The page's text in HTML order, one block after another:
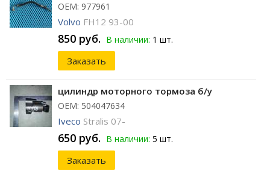
ОЕМ: 977961
Volvo FH12 93-00
850 руб. В наличии: 1 шт.
Заказать
цилиндр моторного тормоза б/у
ОЕМ: 504047634
Iveco Stralis 07-
650 руб. В наличии: 5 шт.
Заказать